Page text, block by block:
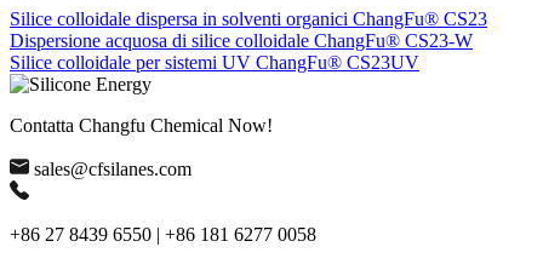
Silice colloidale dispersa in solventi organici ChangFu® CS23
Dispersione acquosa di silice colloidale ChangFu® CS23-W
Silice colloidale per sistemi UV ChangFu® CS23UV
Contatta Changfu Chemical Now!
sales@cfsilanes.com
+86 27 8439 6550 | +86 181 6277 0058